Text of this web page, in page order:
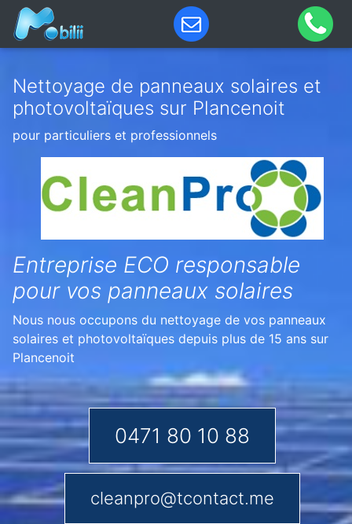
Nettoyage de panneaux solaires et
photovoltaïques sur Plancenoit
pour particuliers et professionnels
Entreprise ECO responsable
pour vos panneaux solaires
Nous nous occupons du nettoyage de vos panneaux
solaires et photovoltaïques depuis plus de 15 ans sur
Plancenoit
0471 80 10 88
cleanpro@tcontact.me